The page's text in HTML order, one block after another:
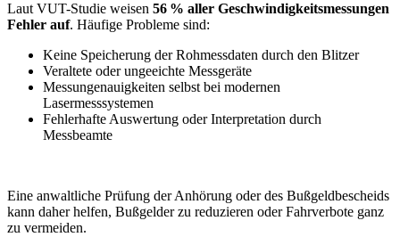
Laut VUT-Studie weisen 56 % aller Geschwindigkeitsmessungen
Fehler auf. Häufige Probleme sind:
Keine Speicherung der Rohmessdaten durch den Blitzer
Veraltete oder ungeeichte Messgeräte
Messungenauigkeiten selbst bei modernen
Lasermesssystemen
Fehlerhafte Auswertung oder Interpretation durch
Messbeamte
Eine anwaltliche Prüfung der Anhörung oder des Bußgeldbescheids
kann daher helfen, Bußgelder zu reduzieren oder Fahrverbote ganz
zu vermeiden.